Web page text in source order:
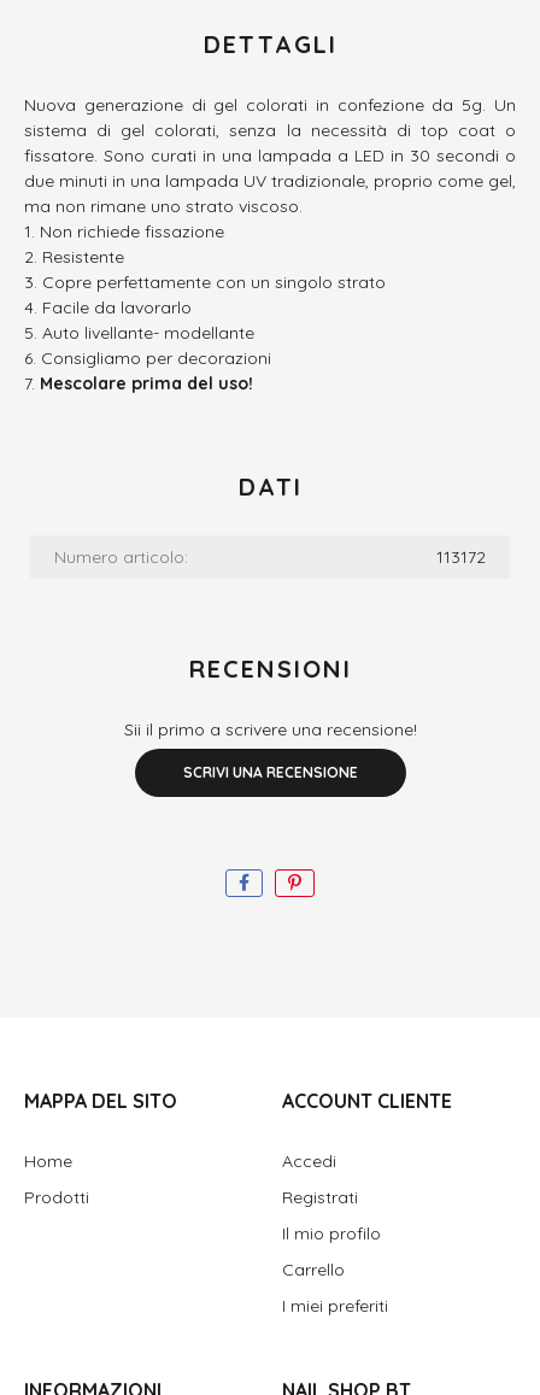
DETTAGLI
Nuova generazione di gel colorati in confezione da 5g. Un
sistema di gel colorati, senza la necessità di top coat o
fissatore. Sono curati in una lampada a LED in 30 secondi o
due minuti in una lampada UV tradizionale, proprio come gel,
ma non rimane uno strato viscoso.
Non richiede fissazione
Resistente
Copre perfettamente con un singolo strato
Facile da lavorarlo
Auto livellante- modellante
Consigliamo per decorazioni
Mescolare prima del uso!
DATI
Numero articolo: 113172
RECENSIONI
Sii il primo a scrivere una recensione!
SCRIVI UNA RECENSIONE
MAPPA DEL SITO
Home
Prodotti
ACCOUNT CLIENTE
Accedi
Registrati
Il mio profilo
Carrello
I miei preferiti
INFORMAZIONI NAIL SHOP BT.